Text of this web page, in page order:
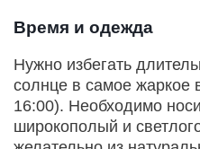
Время и одежда
Нужно избегать
солнце в самое жаркое
16:00). Необходимо
широкополый и